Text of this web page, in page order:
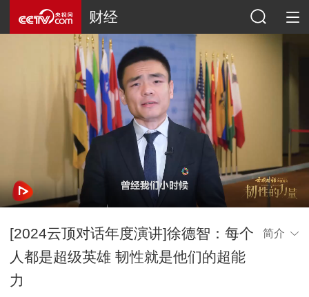
财经
[2024云顶对话年度演讲]徐德智：每个
人都是超级英雄 韧性就是他们的超能
力
简介